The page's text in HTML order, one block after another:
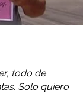
todo de
Solo quiero